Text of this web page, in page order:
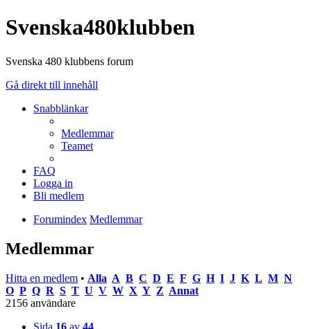
Svenska480klubben
Svenska 480 klubbens forum
Gå direkt till innehåll
Snabblänkar
Medlemmar
Teamet
FAQ
Logga in
Bli medlem
Forumindex Medlemmar
Medlemmar
Hitta en medlem • Alla A B C D E F G H I J K L M N
O P Q R S T U V W X Y Z Annat
2156 användare
Sida 16 av 44